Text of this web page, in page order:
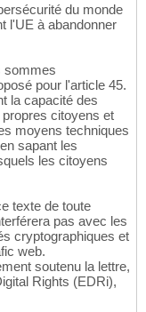
du monde
l'UE à abandonner
sommes
pour l'article 45.
la capacité des
citoyens et
moyens techniques
sapant les
les citoyens
texte de toute
pas avec les
cryptographiques et
web.
soutenu la lettre,
Rights (EDRi),